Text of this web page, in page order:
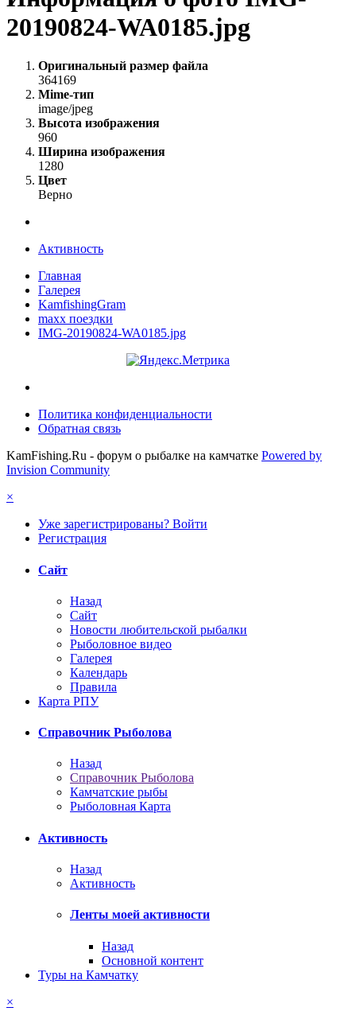
20190824-WA0185.jpg
Оригинальный размер файла
364169
Mime-тип
image/jpeg
Высота изображения
960
Ширина изображения
1280
Цвет
Верно
Активность
Главная
Галерея
KamfishingGram
maxx поездки
IMG-20190824-WA0185.jpg
Политика конфиденциальности
Обратная связь
KamFishing.Ru - форум о рыбалке на камчатке Powered by
Invision Community
×
Уже зарегистрированы? Войти
Регистрация
Сайт
Назад
Сайт
Новости любительской рыбалки
Рыболовное видео
Галерея
Календарь
Правила
Карта РПУ
Справочник Рыболова
Назад
Справочник Рыболова
Камчатские рыбы
Рыболовная Карта
Активность
Назад
Активность
Ленты моей активности
Назад
Основной контент
Туры на Камчатку
×